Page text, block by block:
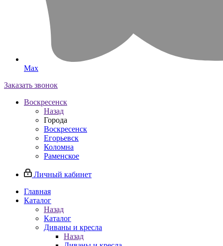
Max
Заказать звонок
Воскресенск
Назад
Города
Воскресенск
Егорьевск
Коломна
Раменское
Личный кабинет
Главная
Каталог
Назад
Каталог
Диваны и кресла
Назад